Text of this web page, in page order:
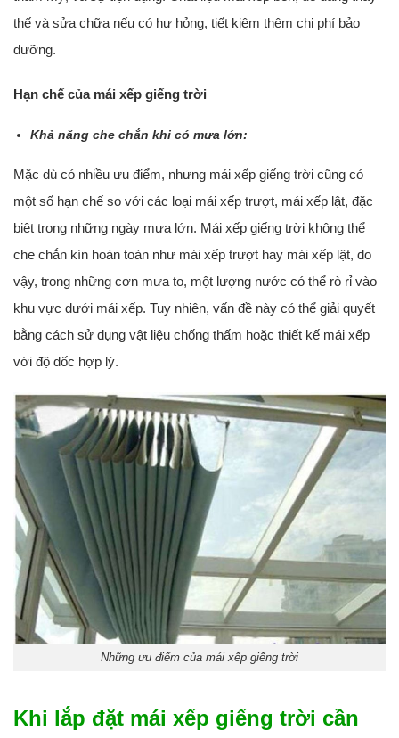
thế và sửa chữa nếu có hư hỏng, tiết kiệm thêm chi phí bảo
dưỡng.
Hạn chế của mái xếp giếng trời
Khả năng che chắn khi có mưa lớn:
Mặc dù có nhiều ưu điểm, nhưng mái xếp giếng trời cũng có
một số hạn chế so với các loại mái xếp trượt, mái xếp lật, đặc
biệt trong những ngày mưa lớn. Mái xếp giếng trời không thể
che chắn kín hoàn toàn như mái xếp trượt hay mái xếp lật, do
vậy, trong những cơn mưa to, một lượng nước có thể rò rỉ vào
khu vực dưới mái xếp. Tuy nhiên, vấn đề này có thể giải quyết
bằng cách sử dụng vật liệu chống thấm hoặc thiết kế mái xếp
với độ dốc hợp lý.
Những ưu điểm của mái xếp giếng trời
Khi lắp đặt mái xếp giếng trời cần